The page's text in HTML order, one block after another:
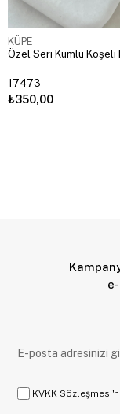
KÜPE
Özel Seri Kumlu Köşeli
17473
₺350,00
KVKK